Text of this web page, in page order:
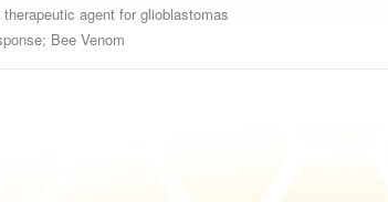
agent for glioblastomas.
Bee Venom